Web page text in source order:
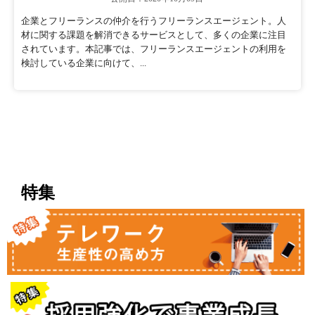
企業とフリーランスの仲介を行うフリーランスエージェント。人
材に関する課題を解消できるサービスとして、多くの企業に注目
されています。本記事では、フリーランスエージェントの利用を
検討している企業に向けて、...
特集